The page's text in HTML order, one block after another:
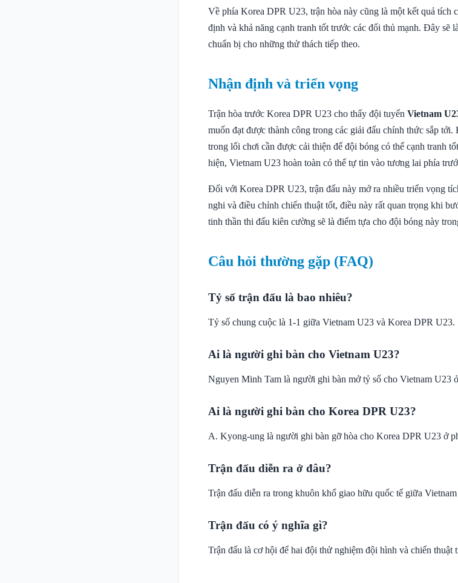
Về phía Korea DPR U23, trận hòa này cũng là một kết quả tích
định và khả năng cạnh tranh tốt trước các đối thủ mạnh. Đây sẽ
chuẩn bị cho những thử thách tiếp theo.
Nhận định và triển vọng
Trận hòa trước Korea DPR U23 cho thấy đội tuyển Vietnam
muốn đạt được thành công trong các giải đấu chính thức sắp
trong lối chơi cần được cải thiện để đội bóng có thể cạnh tranh
hiện, Vietnam U23 hoàn toàn có thể tự tin vào tương lai phía
Đối với Korea DPR U23, trận đấu này mở ra nhiều triển vọng
nghi và điều chỉnh chiến thuật tốt, điều này rất quan trọng khi
tinh thần thi đấu kiên cường sẽ là điểm tựa cho đội bóng này
Câu hỏi thường gặp (FAQ)
Tỷ số trận đấu là bao nhiêu?
Tỷ số chung cuộc là 1-1 giữa Vietnam U23 và Korea DPR U23.
Ai là người ghi bàn cho Vietnam U23?
Nguyen Minh Tam là người ghi bàn mở tỷ số cho Vietnam U23
Ai là người ghi bàn cho Korea DPR U23?
A. Kyong-ung là người ghi bàn gỡ hòa cho Korea DPR U23 ở
Trận đấu diễn ra ở đâu?
Trận đấu diễn ra trong khuôn khổ giao hữu quốc tế giữa
Trận đấu có ý nghĩa gì?
Trận đấu là cơ hội để hai đội thử nghiệm đội hình và chiến thuật